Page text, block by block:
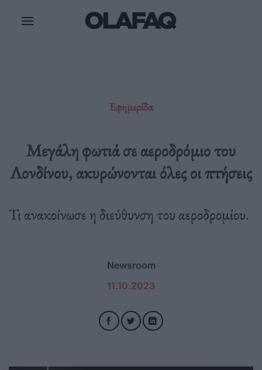
Εφημερίδα
Μεγάλη φωτιά σε αεροδρόμιο του
Λονδίνου, ακυρώνονται όλες οι πτήσεις
Τι ανακοίνωσε η διεύθυνση του αεροδρομίου.
Newsroom
11.10.2023